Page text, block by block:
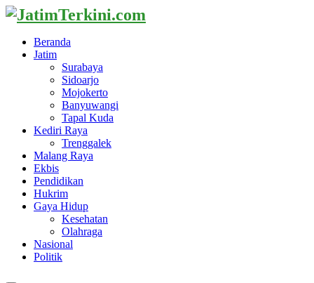
Beranda
Jatim
Surabaya
Sidoarjo
Mojokerto
Banyuwangi
Tapal Kuda
Kediri Raya
Trenggalek
Malang Raya
Ekbis
Pendidikan
Hukrim
Gaya Hidup
Kesehatan
Olahraga
Nasional
Politik